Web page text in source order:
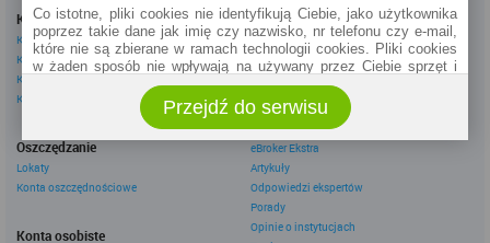
Kredyty
Kredyty gotówkowe
Kredyty hipoteczne
Kredyty konsolidacyjne
Kredyty na samochód
Oszczędzanie
Lokaty
Konta oszczędnościowe
Konta osobiste
Dla firm
Kredyty firmowe
Konta firmowe
Inne
eBroker Ekstra
Artykuły
Odpowiedzi ekspertów
Porady
Opinie o instytucjach
Co istotne, pliki cookies nie identyfikują Ciebie, jako użytkownika
poprzez takie dane jak imię czy nazwisko, nr telefonu czy e-mail,
które nie są zbierane w ramach technologii cookies. Pliki cookies
w żaden sposób nie wpływają na używany przez Ciebie sprzęt i
Zakres wykorzystywania plików cookies możliwy jest do
określenia w ustawieniach przeglądarki każdego użytkownika. Bez
wprowadzenia zmian ustawień, informacje w plikach cookies mogą
być zapisywane w pamięci Twojego urządzenia.
Administratorem danych pozyskiwanych w technologii cookies jest
spółka Rankomat.pl Sp. z o.o. (dawniej: Rankomat Sp. z o. o. Sp.
k.) z siedzibą w Warszawie, ul. Wolska 88, 01 - 141 Warszawa.
Możesz jako użytkownik w każdym czasie skontaktować się z
Przejdź do serwisu